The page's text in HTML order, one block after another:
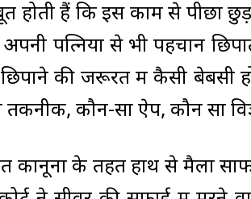
होती हैं कि इस काम से पीछा
पत्नियों से भी पहचान
की जरूरत में कैसी बेबसी
कौन-सा ऐप, कौन सा
कानूनों के तहत हाथ से मैला